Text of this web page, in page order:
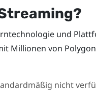
und
Millionen von
nicht